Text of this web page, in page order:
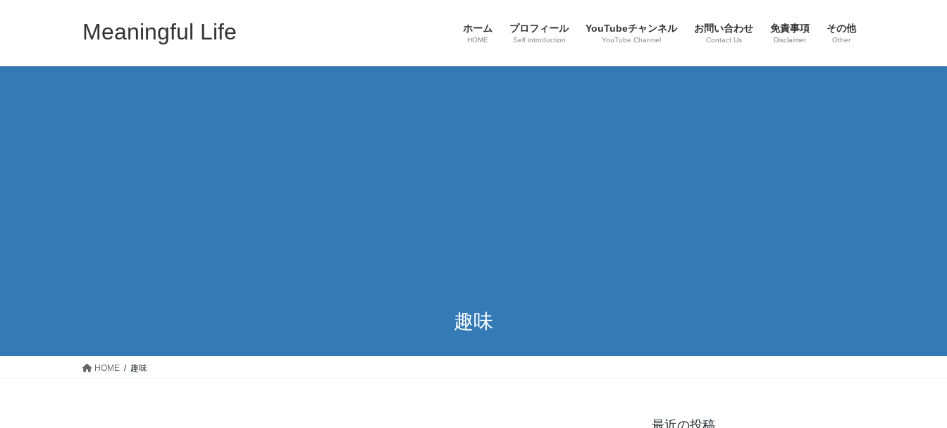
Meaningful Life ホーム
HOME
プロフィール
Self introduction
YouTubeチャンネル
YouTube Channel
お問い合わせ
Contact Us
免責事項
Disclaimer
その他
Other
趣味
HOME 趣味
最近の投稿